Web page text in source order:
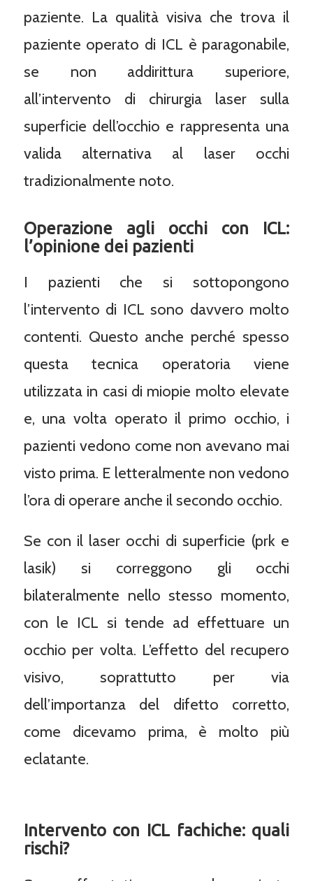
paziente. La qualità visiva che trova il
paziente operato di ICL è paragonabile,
se non addirittura superiore,
all’intervento di chirurgia laser sulla
superficie dell’occhio e rappresenta una
valida alternativa al laser occhi
tradizionalmente noto.
Operazione agli occhi con ICL:
l’opinione dei pazienti
I pazienti che si sottopongono
l’intervento di ICL sono davvero molto
contenti. Questo anche perché spesso
questa tecnica operatoria viene
utilizzata in casi di miopie molto elevate
e, una volta operato il primo occhio, i
pazienti vedono come non avevano mai
visto prima. E letteralmente non vedono
l’ora di operare anche il secondo occhio.
Se con il laser occhi di superficie (prk e
lasik) si correggono gli occhi
bilateralmente nello stesso momento,
con le ICL si tende ad effettuare un
occhio per volta. L’effetto del recupero
visivo, soprattutto per via
dell’importanza del difetto corretto,
come dicevamo prima, è molto più
eclatante.
Intervento con ICL fachiche: quali
rischi?